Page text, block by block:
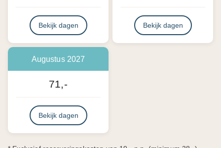
Bekijk dagen Bekijk dagen
Augustus 2027
71,-
Bekijk dagen